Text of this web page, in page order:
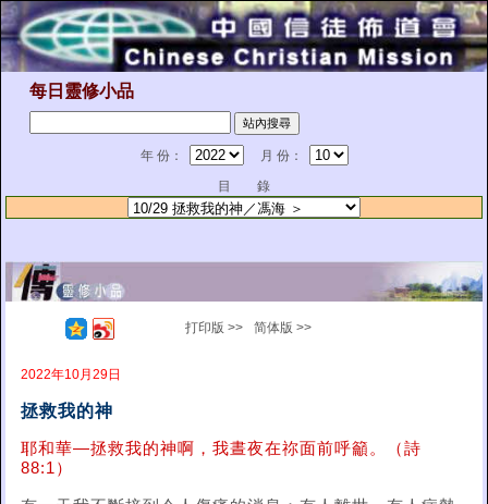
每日靈修小品
年 份：
月 份：
目 錄
打印版 >> 简体版 >>
2022年10月29日
拯救我的神
耶和華—拯救我的神啊，我晝夜在祢面前呼籲。（詩
88:1）